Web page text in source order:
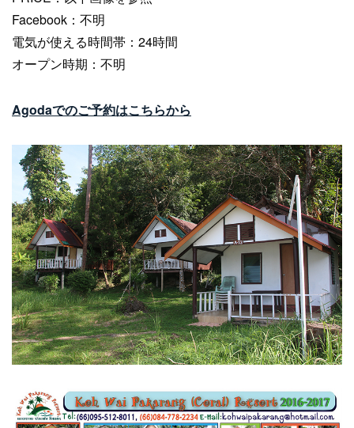
Facebook：不明
電気が使える時間帯：24時間
オープン時期：不明
Agodaでのご予約はこちらから